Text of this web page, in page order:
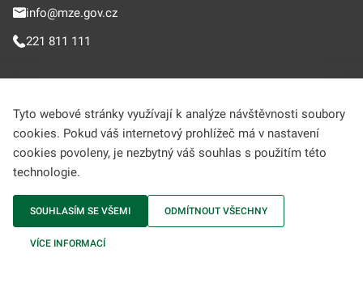
info@mze.gov.cz
221 811 111
Helpdesk (Portál farmáře)
222 312 977
MZe © 2009-2026 Ministerstvo zemědělství • Informace jsou poskytovány v
Tyto webové stránky využívají k analýze návštěvnosti soubory
cookies. Pokud váš internetový prohlížeč má v nastavení
cookies povoleny, je nezbytný váš souhlas s použitím této
technologie.
SOUHLASÍM SE VŠEMI ODMÍTNOUT VŠECHNY
VÍCE INFORMACÍ